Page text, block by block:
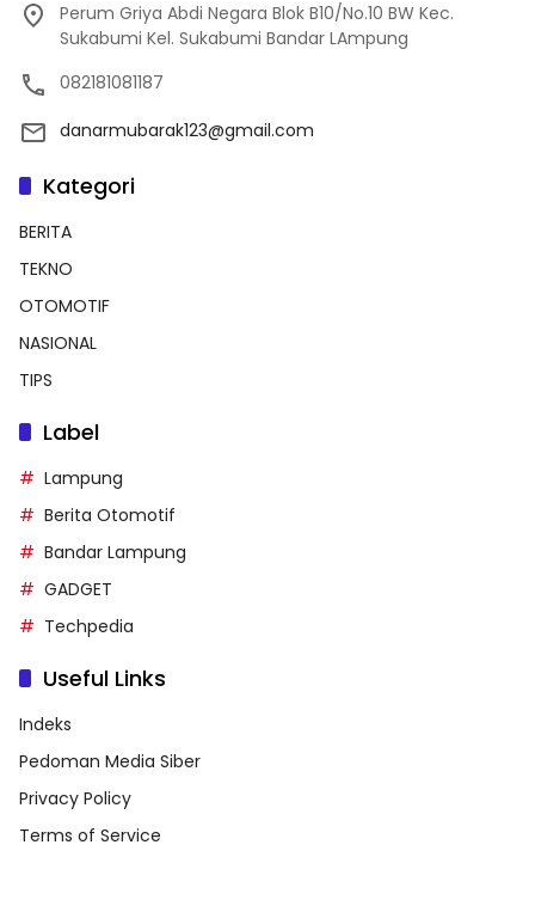
Perum Griya Abdi Negara Blok B10/No.10 BW Kec.
Sukabumi Kel. Sukabumi Bandar LAmpung
082181081187
danarmubarak123@gmail.com
Kategori
BERITA
TEKNO
OTOMOTIF
NASIONAL
TIPS
Label
Lampung
Berita Otomotif
Bandar Lampung
GADGET
Techpedia
Useful Links
Indeks
Pedoman Media Siber
Privacy Policy
Terms of Service